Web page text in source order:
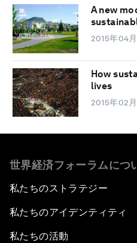
A new
2015年04
How
lives
2015年02
世界経済フォーラムにつ
私たちのストラテジー
私たちのアイデンティティ
私たちの活動